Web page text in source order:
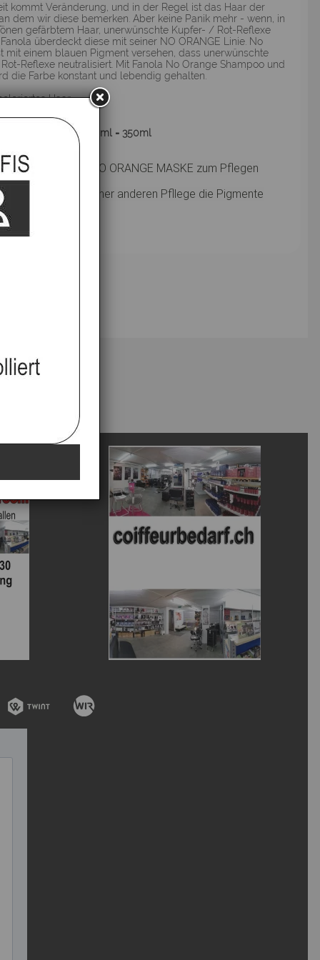
kommt Veränderung, und in der Regel ist das Haar der
dem wir diese bemerken. Aber keine Panik mehr - wenn, in
gefärbtem Haar, unerwünschte Kupfer- / Rot-Reflexe
überdeckt diese mit seiner NO ORANGE Linie. No
mit einem blauen Pigment versehen, dass unerwünschte
Reflexe neutralisiert. Mit Fanola No Orange Shampoo und
die Farbe konstant und lebendig gehalten.
Haar
von 250ml + 100 ml = 350ml
FANOLA NO ORANGE MASKE zum Pflegen
drücken Sie mit einer anderen Pfllege die Pigmente
raus.